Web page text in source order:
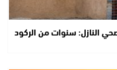
النازل: سنوات من الركود